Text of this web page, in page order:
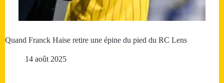
Quand Franck Haise retire une épine du pied du RC Lens
14 août 2025